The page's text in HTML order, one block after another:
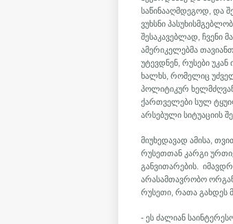
საწინააღმდეგოდ, და
ვუხსნი
შესაკავებლად, ჩვენი
ამერიკელებმა
უტევდნენ, რუსები
ხალხს, რომელიც
პოლიტიკურ
ქართველები სულ
არსებული სიტუაციის
მიუხედავად ამისა,
რუსეთთან კარგი
განვითარების.
არასამთავრობო
რუსეთი, რათა გახდეს
- ეს ძალიან